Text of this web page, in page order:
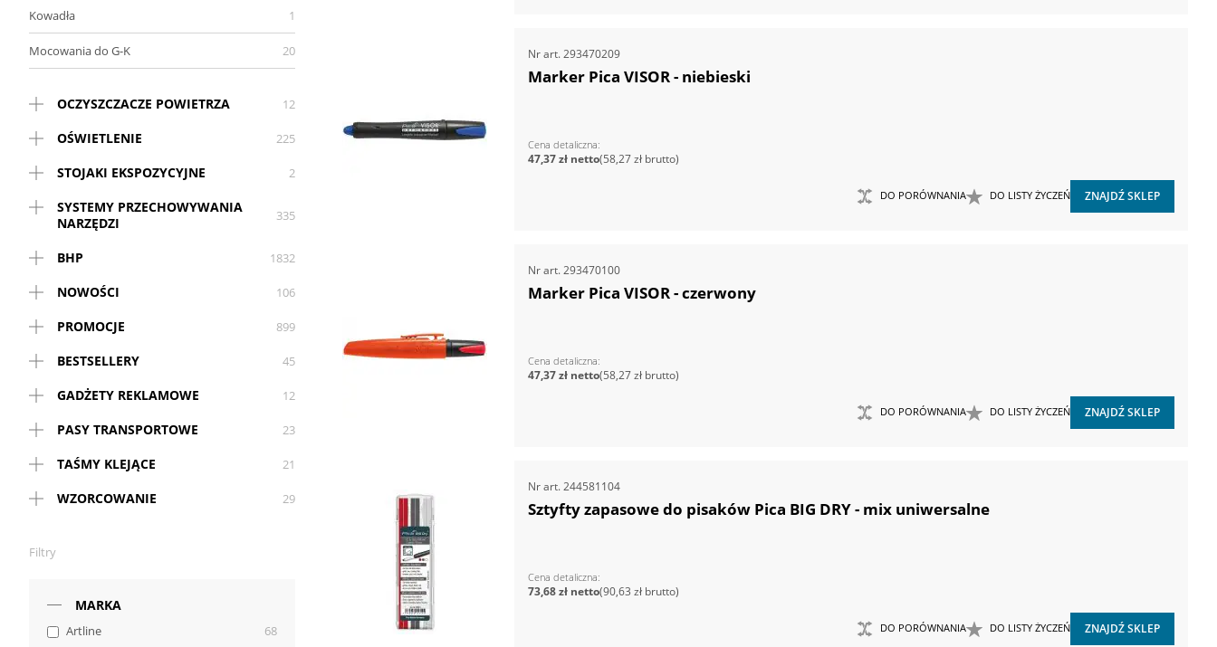
Nr art. 293470209
Marker Pica VISOR - niebieski
Cena detaliczna
58,27 zł
47,37 zł
DO LISTY ŻYCZEŃ
DO PORÓWNANIA ZNAJDŹ SKLEP
Nr art. 293470100
Marker Pica VISOR - czerwony
Cena detaliczna
58,27 zł
47,37 zł
DO LISTY ŻYCZEŃ
DO PORÓWNANIA ZNAJDŹ SKLEP
Nr art. 244581104
Sztyfty zapasowe do pisaków Pica BIG DRY - mix uniwersalne
Cena detaliczna
90,63 zł
73,68 zł
DO LISTY ŻYCZEŃ
DO PORÓWNANIA ZNAJDŹ SKLEP
Kowadła 1
Mocowania do G-K 20
OCZYSZCZACZE POWIETRZA 12
OŚWIETLENIE 225
STOJAKI EKSPOZYCYJNE 2
SYSTEMY PRZECHOWYWANIA
NARZĘDZI
335
BHP 1832
NOWOŚCI 106
PROMOCJE 899
BESTSELLERY 45
GADŻETY REKLAMOWE 12
PASY TRANSPORTOWE 23
TAŚMY KLEJĄCE 21
WZORCOWANIE 29
Filtry
MARKA
Artline
68